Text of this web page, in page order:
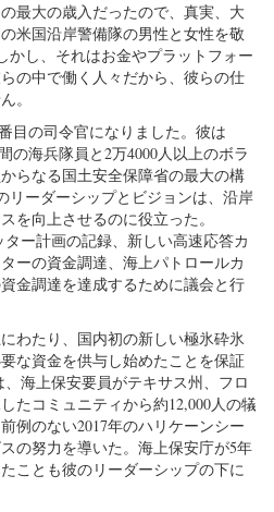
最大の歳入だったので、真実、大
米国沿岸警備隊の男性と女性を敬
かし、それはお金やプラットフォー
の中で働く人々だから、彼らの仕
。
目の司令官になりました。彼は
の海兵隊員と2万4000人以上のボラ
らなる国土安全保障省の最大の構
リーダーシップとビジョンは、沿岸
を向上させるのに役立った。
ー計画の記録、新しい高速応答カ
ーの資金調達、海上パトロールカ
金調達を達成するために議会と行
わたり、国内初の新しい極氷砕氷
な資金を供与し始めたことを保証
海上保安要員がテキサス州、フロ
たコミュニティから約12,000人の犠
例のない2017年のハリケーンシー
の努力を導いた。海上保安庁が5年
ことも彼のリーダーシップの下に